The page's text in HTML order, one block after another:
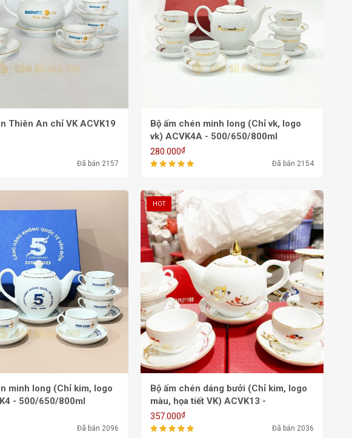
Thiên An chỉ VK ACVK19
Đã bán 2157
Bộ ấm chén minh long (Chỉ vk, logo
vk) ACVK4A - 500/650/800ml
280.000₫
Đã bán 2154
minh long (Chỉ kim, logo
- 500/650/800ml
Đã bán 2096
HOT
Bộ ấm chén dáng bưởi (Chỉ kim, logo
màu, họa tiết VK) ACVK13 -
550/650ml
357.000₫
Đã bán 2036